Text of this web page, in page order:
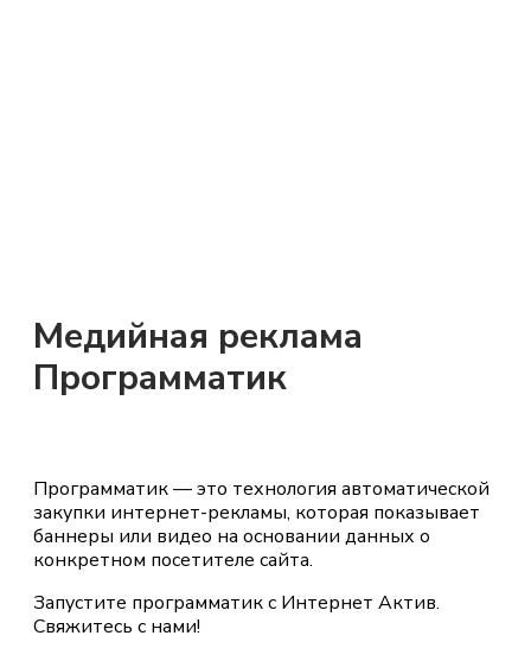
Медийная реклама
Программатик
Программатик — это технология автоматической
закупки интернет-рекламы, которая показывает
баннеры или видео на основании данных о
конкретном посетителе сайта.
Запустите программатик с Интернет Актив.
Свяжитесь с нами!